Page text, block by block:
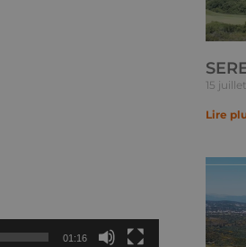
01:16
15
Lire